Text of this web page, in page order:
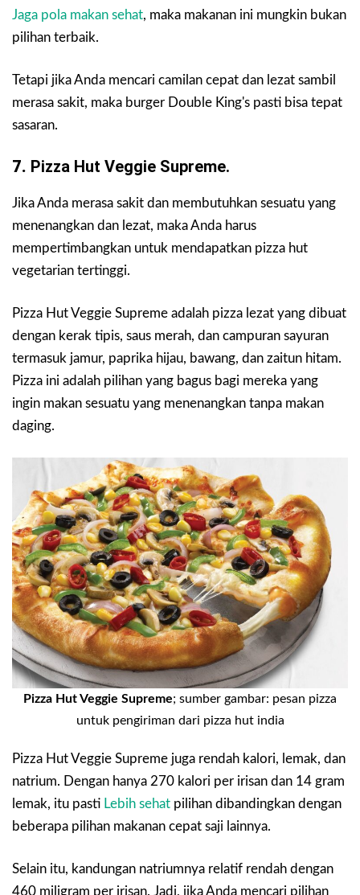
Jaga pola makan sehat, maka makanan ini mungkin bukan
pilihan terbaik.
Tetapi jika Anda mencari camilan cepat dan lezat sambil
merasa sakit, maka burger Double King's pasti bisa tepat
sasaran.
7. Pizza Hut Veggie Supreme.
Jika Anda merasa sakit dan membutuhkan sesuatu yang
menenangkan dan lezat, maka Anda harus
mempertimbangkan untuk mendapatkan pizza hut
vegetarian tertinggi.
Pizza Hut Veggie Supreme adalah pizza lezat yang dibuat
dengan kerak tipis, saus merah, dan campuran sayuran
termasuk jamur, paprika hijau, bawang, dan zaitun hitam.
Pizza ini adalah pilihan yang bagus bagi mereka yang
ingin makan sesuatu yang menenangkan tanpa makan
daging.
Pizza Hut Veggie Supreme; sumber gambar: pesan pizza
untuk pengiriman dari pizza hut india
Pizza Hut Veggie Supreme juga rendah kalori, lemak, dan
natrium. Dengan hanya 270 kalori per irisan dan 14 gram
lemak, itu pasti Lebih sehat pilihan dibandingkan dengan
beberapa pilihan makanan cepat saji lainnya.
Selain itu, kandungan natriumnya relatif rendah dengan
460 miligram per irisan. Jadi, jika Anda mencari pilihan